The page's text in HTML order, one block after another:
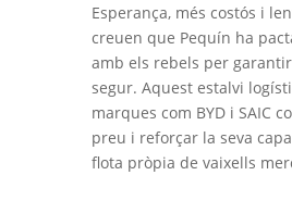
Esperança, més costós i
creuen que Pequín ha
amb els rebels per
segur. Aquest estalvi
marques com BYD i SAIC
preu i reforçar la seva
flota pròpia de vaixells